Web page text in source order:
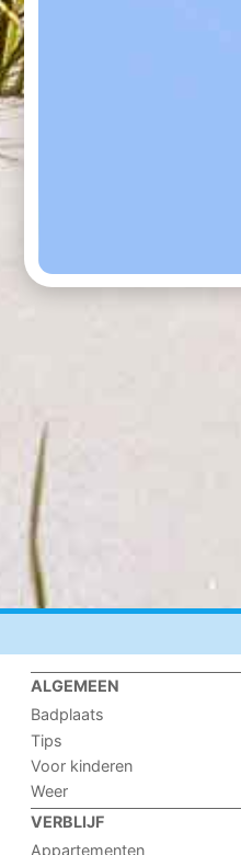
ALGEMEEN
Badplaats
Tips
Voor kinderen
Weer
VERBLIJF
Appartementen